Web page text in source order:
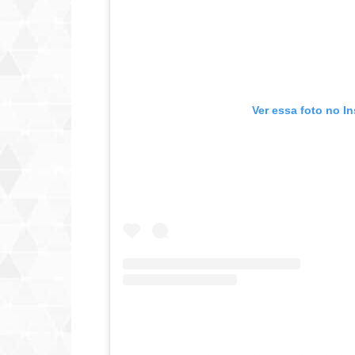
Ver essa foto no